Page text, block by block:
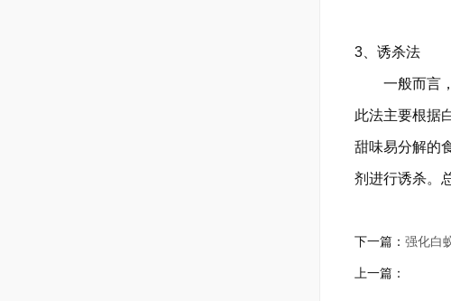
3、诱杀法
一般而言，
此法主要根据
甜味易分解的
剂进行诱杀。
下一篇： 强化白
上一篇：